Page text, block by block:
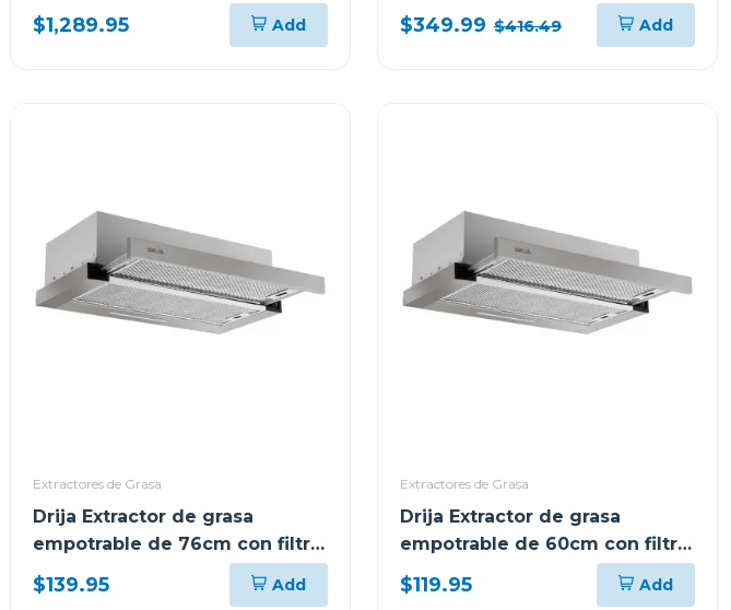
FAST COOLING ACERO NEGRO
MATE 18CD4P
$1,289.95 Add
BLACK GAS
$349.99 $416.49 Add
Extractores de Grasa
Drija Extractor de grasa
empotrable de 76cm con filtro
de acero aluminio y de carbón
retractil76
$139.95 Add
Extractores de Grasa
Drija Extractor de grasa
empotrable de 60cm con filtro
de acero aluminio y de carbón
retractil60
$119.95 Add